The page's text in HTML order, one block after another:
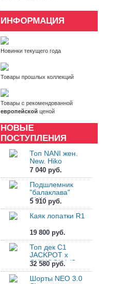
ИНФОРМАЦИЯ
Новинки текущего года
Товары прошлых коллекций
Товары с рекомендованной
европейской ценой
НОВЫЕ
ПОСТУПЛЕНИЯ
Топ NANI жен.
New. Hiko
7 040 руб.
Подшлемник
"балаклава"
SLIM....
5 910 руб.
Каяк лопатки R1
19 800 руб.
Топ дек C1
JACKPOT x
CHINOOK L/S
Tpdck
32 580 руб.
Шорты NEO 3.0